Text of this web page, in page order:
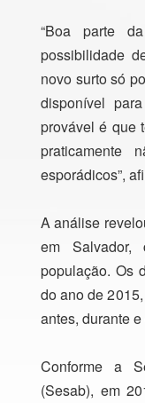
“Boa parte
possibilidade
novo surto só
disponível
provável é que
praticamente
esporádicos”,
A análise
em
população. Os
do ano de
antes, durante
Conforme a
(Sesab), em